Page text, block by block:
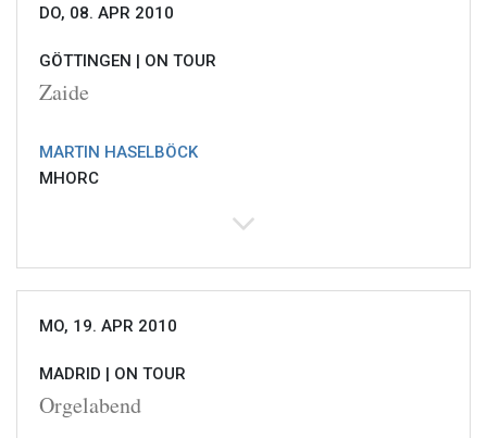
DO, 08. APR 2010
GÖTTINGEN | ON TOUR
Zaide
MARTIN HASELBÖCK
MHORC
MO, 19. APR 2010
MADRID | ON TOUR
Orgelabend